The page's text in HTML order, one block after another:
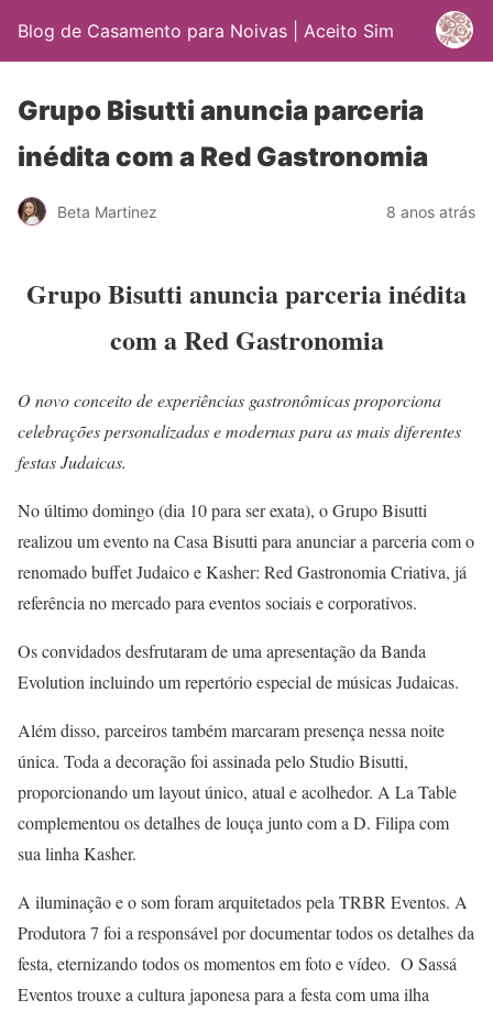
Blog de Casamento para Noivas | Aceito Sim
Grupo Bisutti anuncia parceria
inédita com a Red Gastronomia
Beta Martinez 8 anos atrás
Grupo Bisutti anuncia parceria inédita
com a Red Gastronomia
O novo conceito de experiências gastronômicas proporciona
celebrações personalizadas e modernas para as mais diferentes
festas Judaicas.
No último domingo (dia 10 para ser exata), o Grupo Bisutti
realizou um evento na Casa Bisutti para anunciar a parceria com o
renomado buffet Judaico e Kasher: Red Gastronomia Criativa, já
referência no mercado para eventos sociais e corporativos.
Os convidados desfrutaram de uma apresentação da Banda
Evolution incluindo um repertório especial de músicas Judaicas.
Além disso, parceiros também marcaram presença nessa noite
única. Toda a decoração foi assinada pelo Studio Bisutti,
proporcionando um layout único, atual e acolhedor. A La Table
complementou os detalhes de louça junto com a D. Filipa com
sua linha Kasher.
A iluminação e o som foram arquitetados pela TRBR Eventos. A
Produtora 7 foi a responsável por documentar todos os detalhes da
festa, eternizando todos os momentos em foto e vídeo. O Sassá
Eventos trouxe a cultura japonesa para a festa com uma ilha